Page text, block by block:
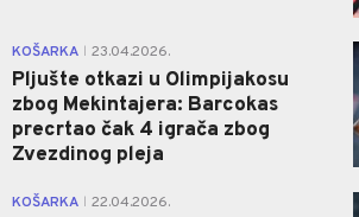
KOŠARKA 23.04.2026.
Pljušte otkazi u Olimpijakosu
zbog Mekintajera: Barcokas
precrtao čak 4 igrača zbog
Zvezdinog pleja
KOŠARKA 22.04.2026.